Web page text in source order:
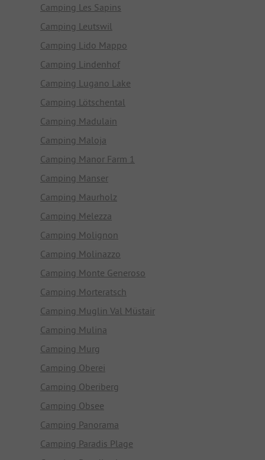
Camping Les Sapins
Camping Leutswil
Camping Lido Mappo
Camping Lindenhof
Camping Lugano Lake
Camping Lötschental
Camping Madulain
Camping Maloja
Camping Manor Farm 1
Camping Manser
Camping Maurholz
Camping Melezza
Camping Molignon
Camping Molinazzo
Camping Monte Generoso
Camping Morteratsch
Camping Muglin Val Müstair
Camping Mulina
Camping Murg
Camping Oberei
Camping Oberiberg
Camping Obsee
Camping Panorama
Camping Paradis Plage